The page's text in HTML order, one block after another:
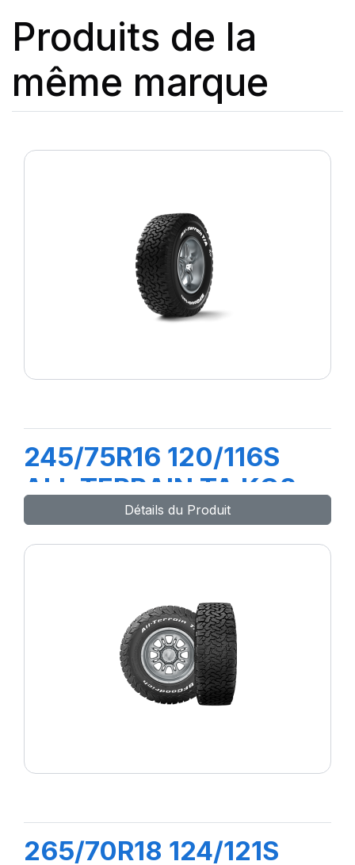
Produits de la
même marque
245/75R16 120/116S
ALL TERRAIN TA KO2
Détails du Produit
265/70R18 124/121S